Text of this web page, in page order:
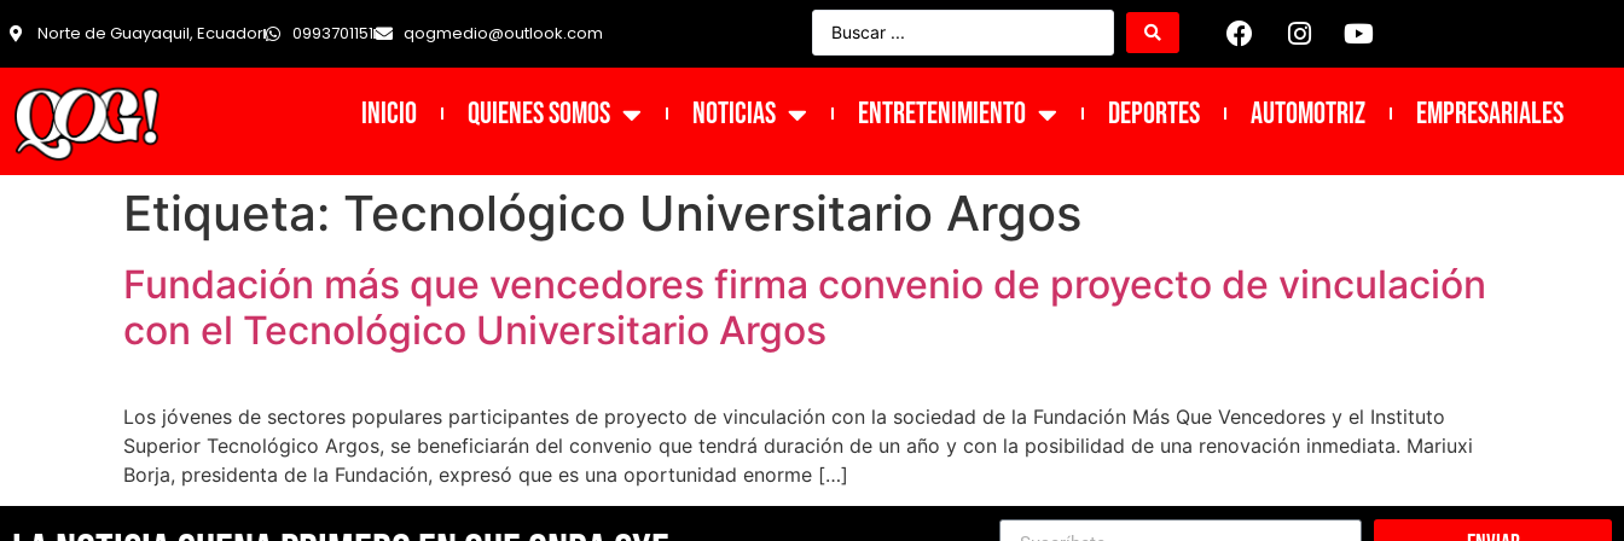
Norte de Guayaquil, Ecuador 0993701151 qogmedio@outlook.com
INICIO Quienes Somos NOTICIAS ENTRETENIMIENTO DEPORTES Automotriz Empresariales
Etiqueta: Tecnológico Universitario Argos
Fundación más que vencedores firma convenio de proyecto de vinculación
con el Tecnológico Universitario Argos
Los jóvenes de sectores populares participantes de proyecto de vinculación con la sociedad de la Fundación Más Que Vencedores y el Instituto
Superior Tecnológico Argos, se beneficiarán del convenio que tendrá duración de un año y con la posibilidad de una renovación inmediata. Mariuxi
Borja, presidenta de la Fundación, expresó que es una oportunidad enorme […]